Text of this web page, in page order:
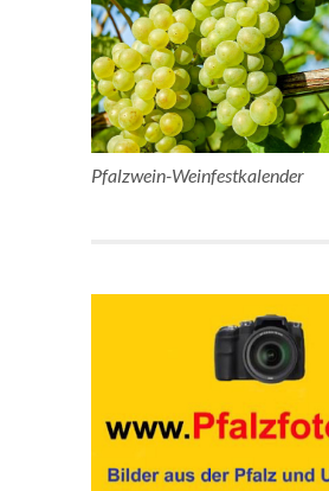
Pfalzwein-Weinfestkalender